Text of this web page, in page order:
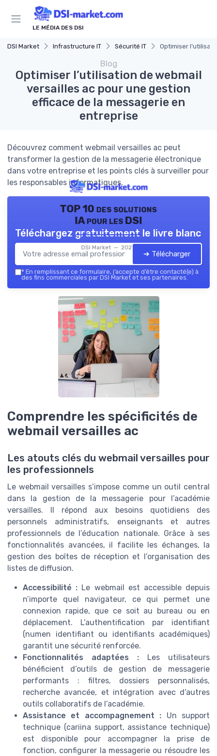
LE MÉDIA DES DSI
DSI Market Infrastructure IT Sécurité IT Optimiser
Blog
Optimiser l’utilisation de webmail
versailles ac pour une gestion
efficace de la messagerie en
entreprise
Découvrez comment webmail versailles ac peut
transformer la gestion de la messagerie électronique
dans votre entreprise et les points clés à surveiller pour
les responsables informatiques.
TOP 10 des solutions
IA pour les DSI
DSI Market — 2026
Téléchargez gratuitement le livre blanc
➔ Télécharger
* En remplissant ce formulaire, j’accepte d’être contacté(e) à
des fins commerciales par DSI Market et ses partenaires.
Comprendre les spécificités de
webmail versailles ac
Les atouts clés du webmail versailles pour
les professionnels
Le webmail versailles s’impose comme un outil central
dans la gestion de la messagerie pour l’académie
versailles. Il répond aux besoins quotidiens des
personnels administratifs, enseignants et autres
professionnels de l’éducation nationale. Grâce à ses
fonctionnalités avancées, il facilite les échanges, la
gestion des boîtes de réception et l’organisation des
listes de diffusion.
Accessibilité : Le webmail est accessible depuis
n’importe quel navigateur, ce qui permet une
connexion rapide, que ce soit au bureau ou en
déplacement. L’authentification par identifiant
(numen identifiant ou identifiants académiques)
garantit une sécurité renforcée.
Fonctionnalités adaptées : Les utilisateurs
bénéficient d’outils de gestion de messagerie
performants : filtres, dossiers personnalisés,
recherche avancée, et intégration avec d’autres
outils collaboratifs de l’académie.
Assistance et accompagnement : Un support
technique (cariina support, assistance technique)
est disponible pour accompagner la prise de
fonction, configurer la messagerie ou résoudre les
Panneau de gestion des cookies